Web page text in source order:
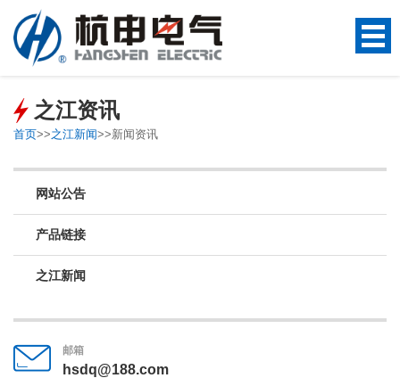
之江资讯
首页>>之江新闻>>新闻资讯
网站公告
产品链接
之江新闻
邮箱
hsdq@188.com